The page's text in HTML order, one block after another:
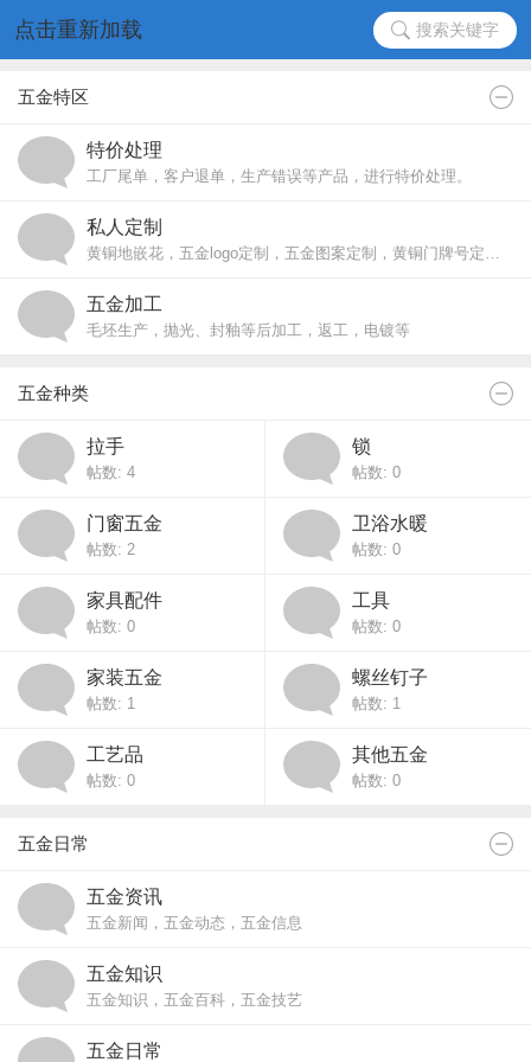
点击重新加载 搜索关键字
五金特区
特价处理
工厂尾单，客户退单，生产错误等产品，进行特价处理。
私人定制
黄铜地嵌花，五金logo定制，五金图案定制，黄铜门牌号定制，拉手定制等各种五金定制
五金加工
毛坯生产，抛光、封釉等后加工，返工，电镀等
五金种类
拉手
帖数: 4
锁
帖数: 0
门窗五金
帖数: 2
卫浴水暖
帖数: 0
家具配件
帖数: 0
工具
帖数: 0
家装五金
帖数: 1
螺丝钉子
帖数: 1
工艺品
帖数: 0
其他五金
帖数: 0
五金日常
五金资讯
五金新闻，五金动态，五金信息
五金知识
五金知识，五金百科，五金技艺
五金日常